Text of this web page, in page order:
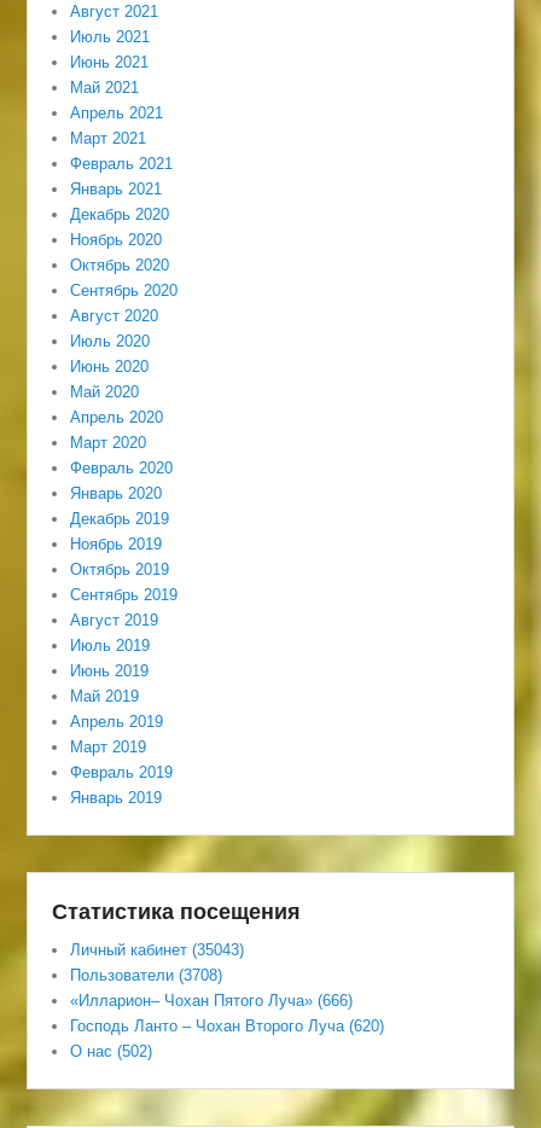
Август 2021
Июль 2021
Июнь 2021
Май 2021
Апрель 2021
Март 2021
Февраль 2021
Январь 2021
Декабрь 2020
Ноябрь 2020
Октябрь 2020
Сентябрь 2020
Август 2020
Июль 2020
Июнь 2020
Май 2020
Апрель 2020
Март 2020
Февраль 2020
Январь 2020
Декабрь 2019
Ноябрь 2019
Октябрь 2019
Сентябрь 2019
Август 2019
Июль 2019
Июнь 2019
Май 2019
Апрель 2019
Март 2019
Февраль 2019
Январь 2019
Статистика посещения
Личный кабинет (35043)
Пользователи (3708)
«Илларион– Чохан Пятого Луча» (666)
Господь Ланто – Чохан Второго Луча (620)
О нас (502)